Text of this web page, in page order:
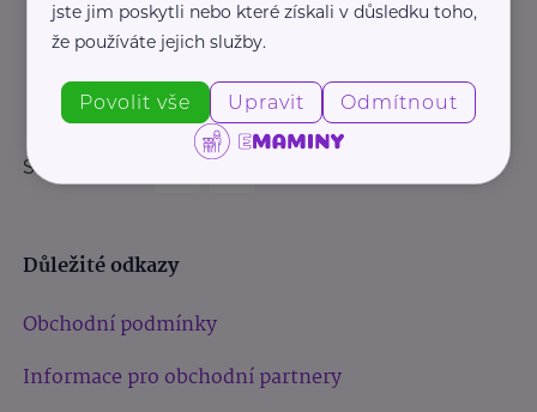
Sledujte nás:
Důležité odkazy
Obchodní podmínky
Informace pro obchodní partnery
jste jim poskytli nebo které získali v důsledku toho,
že používáte jejich služby.
Povolit vše Upravit Odmítnout